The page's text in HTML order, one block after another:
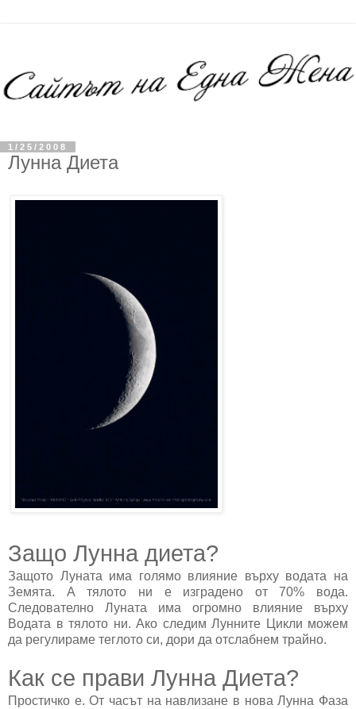
1/25/2008
Лунна Диета
Защо Лунна диета?
Защото Луната има голямо влияние върху водата на
Земята. А тялото ни е изградено от 70% вода.
Следователно Луната има огромно влияние върху
Водата в тялото ни. Ако следим Лунните Цикли можем
да регулираме теглото си, дори да отслабнем трайно.
Как се прави Лунна Диета?
Простичко е. От часът на навлизане в нова Лунна Фаза